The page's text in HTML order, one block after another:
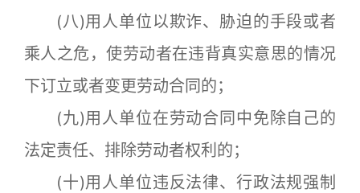
(八)用人单位以欺诈、胁迫的手段或者
乘人之危，使劳动者在违背真实意思的情况
下订立或者变更劳动合同的；
(九)用人单位在劳动合同中免除自己的
法定责任、排除劳动者权利的；
(十)用人单位违反法律、行政法规强制